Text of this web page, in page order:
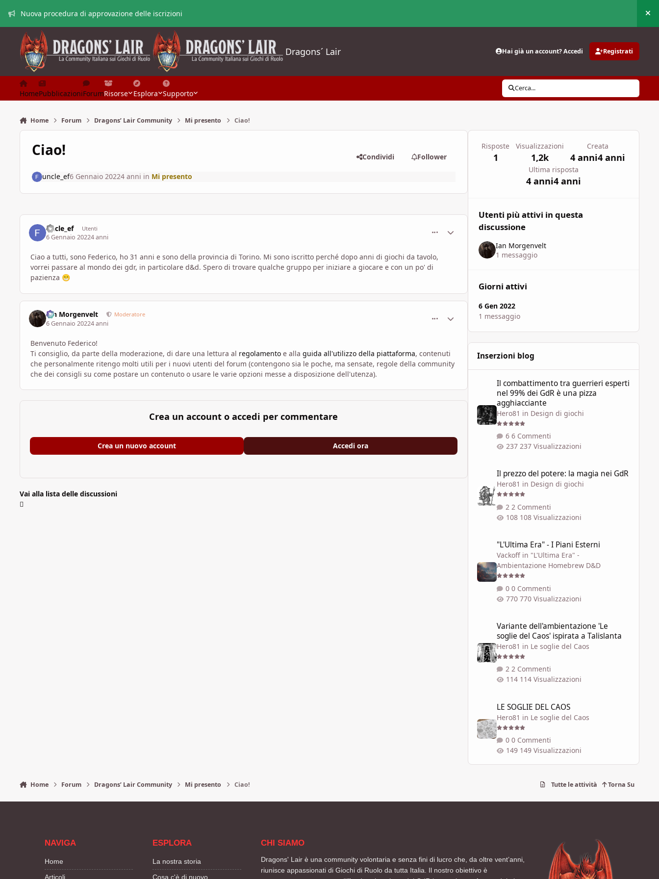
Nuova procedura di approvazione delle iscrizioni
Dragons´ Lair Hai già un account? Accedi Registrati
HomePubblicazioniForumRisorse Esplora Supporto
Cerca...
Home Forum Dragons’ Lair Community Mi presento Ciao!
Ciao! Condividi Follower
uncle_ef6 Gennaio 20224 anni in Mi presento
uncle_ef Utenti
6 Gennaio 20224 anni
comment_1786888
Statistiche Autore
Ciao a tutti, sono Federico, ho 31 anni e sono della provincia di Torino. Mi sono iscritto perché dopo anni di giochi da tavolo,
vorrei passare al mondo dei gdr, in particolare d&d. Spero di trovare qualche gruppo per iniziare a giocare e con un po' di
pazienza 😁
Ian Morgenvelt Moderatore
6 Gennaio 20224 anni
comment_1786895
Statistiche Autore
Benvenuto Federico!
Ti consiglio, da parte della moderazione, di dare una lettura al regolamento e alla guida all'utilizzo della piattaforma, contenuti
che personalmente ritengo molti utili per i nuovi utenti del forum (contengono sia le poche, ma sensate, regole della community
che dei consigli su come postare un contenuto o usare le varie opzioni messe a disposizione dell'utenza).
Crea un account o accedi per commentare
Crea un nuovo account Accedi ora
Vai alla lista delle discussioni
Risposte
1
Visualizzazioni
1,2k
Creata
4 anni4 anni
Ultima risposta
4 anni4 anni
Utenti più attivi in questa
discussione
Ian Morgenvelt
1 messaggio
Giorni attivi
6 Gen 2022
1 messaggio
Inserzioni blog
Il combattimento tra guerrieri esperti
nel 99% dei GdR è una pizza
agghiacciante
Hero81 in Design di giochi
6 Commenti
237 Visualizzazioni
Il prezzo del potere: la magia nei GdR
Hero81 in Design di giochi
2 Commenti
108 Visualizzazioni
"L'Ultima Era" - I Piani Esterni
Vackoffin "L'Ultima Era" -
Ambientazione Homebrew D&D
0 Commenti
770 Visualizzazioni
Variante dell'ambientazione 'Le
soglie del Caos' ispirata a Talislanta
Hero81 in Le soglie del Caos
2 Commenti
114 Visualizzazioni
LE SOGLIE DEL CAOS
Hero81 in Le soglie del Caos
0 Commenti
149 Visualizzazioni
Home Forum Dragons’ Lair Community Mi presento Ciao! Tutte le attività Torna Su
NAVIGA
Home
Articoli
ESPLORA
La nostra storia
Cosa c'è di nuovo
CHI SIAMO
Dragons' Lair è una community volontaria e senza fini di lucro che, da oltre vent’anni,
riunisce appassionati di Giochi di Ruolo da tutta Italia. Il nostro obiettivo è